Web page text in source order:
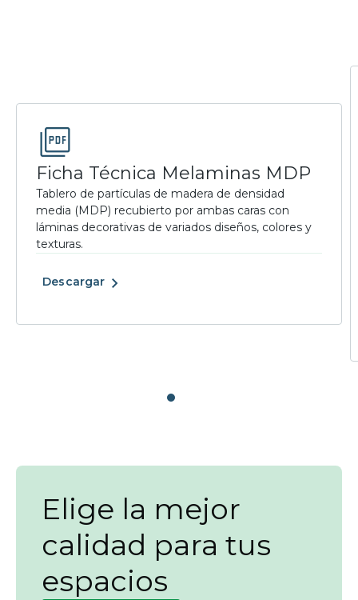
Ficha Técnica Melaminas MDP
Tablero de partículas de madera de densidad
media (MDP) recubierto por ambas caras con
láminas decorativas de variados diseños, colores y
texturas.
Descargar
Elige la mejor
calidad para tus
espacios